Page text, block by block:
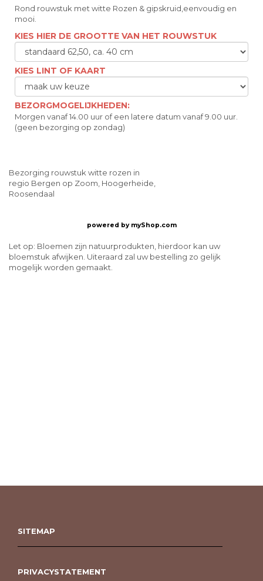
Rond rouwstuk met witte Rozen & gipskruid,eenvoudig en
mooi.
KIES HIER DE GROOTTE VAN HET ROUWSTUK
KIES LINT OF KAART
BEZORGMOGELIJKHEDEN:
Morgen vanaf 14.00 uur of een latere datum vanaf 9.00 uur.
(geen bezorging op zondag)
Bezorging rouwstuk witte rozen in
regio Bergen op Zoom, Hoogerheide,
Roosendaal
powered by myShop.com
Let op: Bloemen zijn natuurprodukten, hierdoor kan uw
bloemstuk afwijken. Uiteraard zal uw bestelling zo gelijk
mogelijk worden gemaakt.
SITEMAP
PRIVACYSTATEMENT